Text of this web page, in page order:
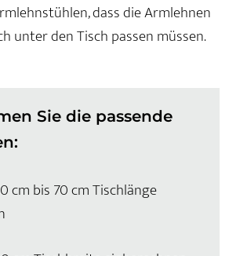
dass die Armlehnen
unter den Tisch passen müssen.
Sie die passende
cm bis 70 cm Tischlänge